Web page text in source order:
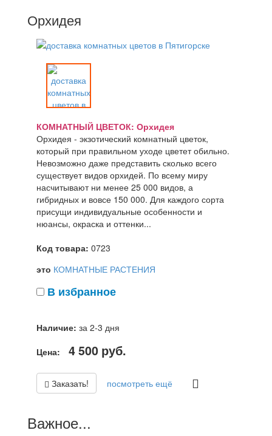
Орхидея
КОМНАТНЫЙ ЦВЕТОК: Орхидея
Орхидея - экзотический комнатный цветок,
который при правильном уходе цветет обильно.
Невозможно даже представить сколько всего
существует видов орхидей. По всему миру
насчитывают ни менее 25 000 видов, а
гибридных и вовсе 150 000. Для каждого сорта
присущи индивидуальные особенности и
нюансы, окраска и оттенки...
Код товара: 0723
это КОМНАТНЫЕ РАСТЕНИЯ
В избранное
Наличие: за 2-3 дня
Цена:
4 500 руб.
Заказать! посмотреть ещё
Важное...